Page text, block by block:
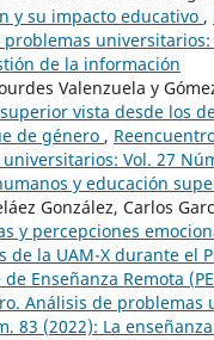
y su impacto educativo ,
universitarios:
de la información
Valenzuela y
vista desde los
de género ,
Vol. 27
y educación
González, Carlos
y percepciones
de la UAM-X durante el
Enseñanza Remota
Análisis de problemas
83 (2022): La